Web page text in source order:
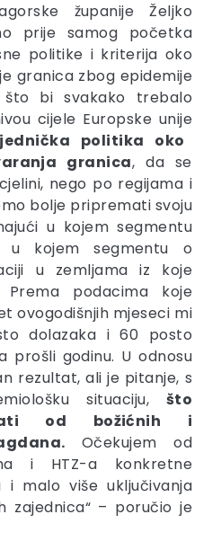
županije Željko
prije samog početka
politike i kriterija oko
granica zbog epidemije
što bi svakako trebalo
cijele Europske unije
politika oko
granica, da se
nego po regijama i
bolje pripremati svoju
u kojem segmentu
kojem segmentu o
u zemljama iz koje
podacima koje
ovogodišnjih mjeseci mi
dolazaka i 60 posto
prošli godinu. U odnosu
rezultat, ali je pitanje, s
situaciju, što
od božićnih i
Očekujem od
i HTZ-a konkretne
i malo više uključivanja
zajednica“ – poručio je